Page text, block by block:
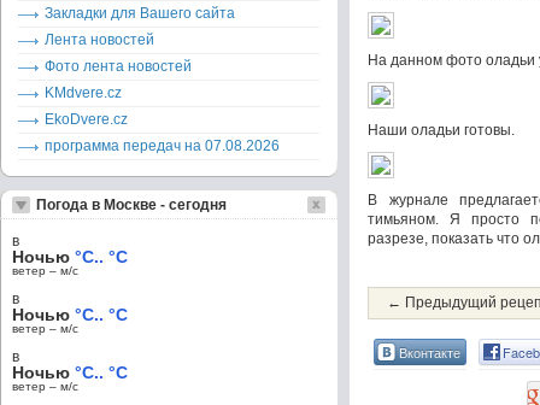
На данном фото оладьи
Наши оладьи готовы.
В журнале
тимьяном. Я просто
разрезе, показать что
← Предыдущий
Вконтакте
Закладки для Вашего сайта
Лента новостей
Фото лента новостей
KMdvere.cz
EkoDvere.cz
программа передач на 07.08.2026
Погода в Москве - сегодня
в
Ночью °C.. °C
ветер – м/c
в
Ночью °C.. °C
ветер – м/c
в
Ночью °C.. °C
ветер – м/c